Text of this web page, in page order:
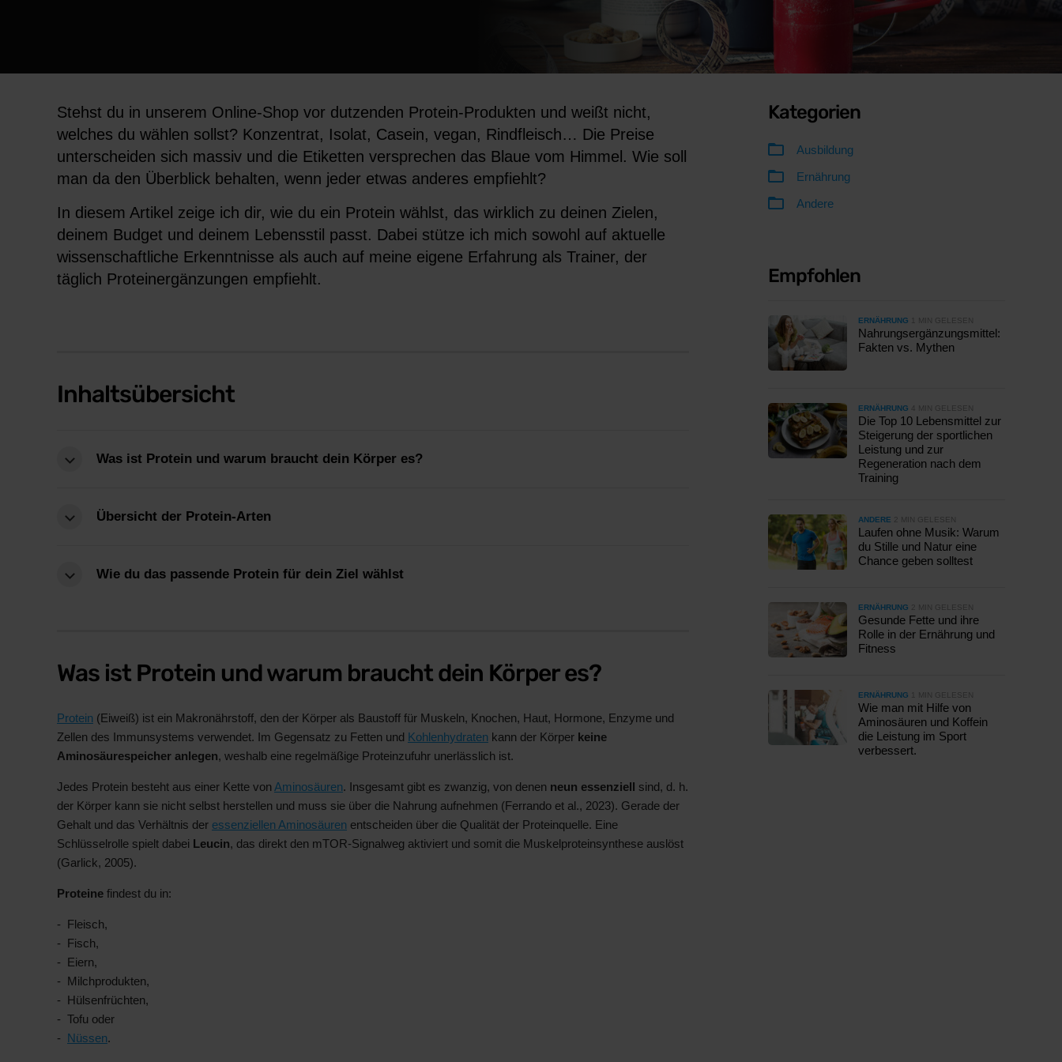
Stehst du in unserem Online-Shop vor dutzenden Protein-Produkten und weißt nicht,
welches du wählen sollst? Konzentrat, Isolat, Casein, vegan, Rindfleisch… Die Preise
unterscheiden sich massiv und die Etiketten versprechen das Blaue vom Himmel. Wie soll
man da den Überblick behalten, wenn jeder etwas anderes empfiehlt?
In diesem Artikel zeige ich dir, wie du ein Protein wählst, das wirklich zu deinen Zielen,
deinem Budget und deinem Lebensstil passt. Dabei stütze ich mich sowohl auf aktuelle
wissenschaftliche Erkenntnisse als auch auf meine eigene Erfahrung als Trainer, der
täglich Proteinergänzungen empfiehlt.
Inhaltsübersicht
Was ist Protein und warum braucht dein Körper es?
Übersicht der Protein-Arten
Wie du das passende Protein für dein Ziel wählst
Was ist Protein und warum braucht dein Körper es?
Protein (Eiweiß) ist ein Makronährstoff, den der Körper als Baustoff für Muskeln, Knochen, Haut, Hormone, Enzyme und
Zellen des Immunsystems verwendet. Im Gegensatz zu Fetten und Kohlenhydraten kann der Körper keine
Aminosäurespeicher anlegen, weshalb eine regelmäßige Proteinzufuhr unerlässlich ist.
Jedes Protein besteht aus einer Kette von Aminosäuren. Insgesamt gibt es zwanzig, von denen neun essenziell sind, d. h.
der Körper kann sie nicht selbst herstellen und muss sie über die Nahrung aufnehmen (Ferrando et al., 2023). Gerade der
Gehalt und das Verhältnis der essenziellen Aminosäuren entscheiden über die Qualität der Proteinquelle. Eine
Schlüsselrolle spielt dabei Leucin, das direkt den mTOR-Signalweg aktiviert und somit die Muskelproteinsynthese auslöst
(Garlick, 2005).
Proteine findest du in:
Fleisch,
Fisch,
Eiern,
Milchprodukten,
Hülsenfrüchten,
Tofu oder
Nüssen.
Kategorien
Ausbildung
Ernährung
Andere
Empfohlen
ERNÄHRUNG 1 MIN GELESEN
Nahrungsergänzungsmittel:
Fakten vs. Mythen
ERNÄHRUNG 4 MIN GELESEN
Die Top 10 Lebensmittel zur
Steigerung der sportlichen
Leistung und zur
Regeneration nach dem
Training
ANDERE 2 MIN GELESEN
Laufen ohne Musik: Warum
du Stille und Natur eine
Chance geben solltest
ERNÄHRUNG 2 MIN GELESEN
Gesunde Fette und ihre
Rolle in der Ernährung und
Fitness
ERNÄHRUNG 1 MIN GELESEN
Wie man mit Hilfe von
Aminosäuren und Koffein
die Leistung im Sport
verbessert.